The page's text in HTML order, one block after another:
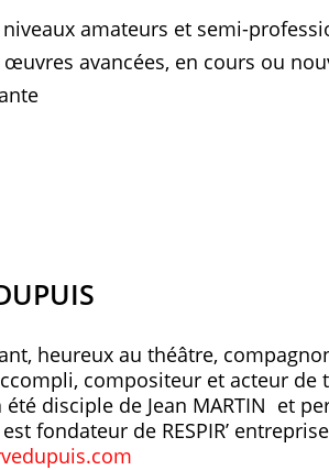
amateurs et semi-
avancées, en cours ou
heureux au théâtre,
compositeur et acteur de
disciple de Jean MARTIN et
fondateur de RESPIR’